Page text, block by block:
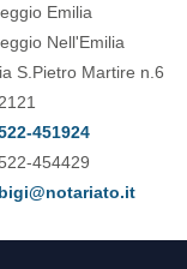
Emilia
Nell'Emilia
S.Pietro Martire n.6
451924
454429